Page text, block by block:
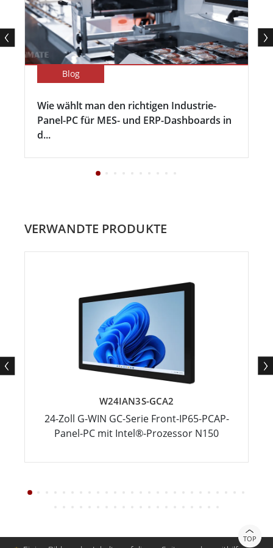
Blog
Wie wählt man den richtigen Industrie-
Panel-PC für MES- und ERP-Dashboards in
d...
VERWANDTE PRODUKTE
W24IAN3S-GCA2
24-Zoll G-WIN GC-Serie Front-IP65-PCAP-
Panel-PC mit Intel®-Prozessor N150
TOP